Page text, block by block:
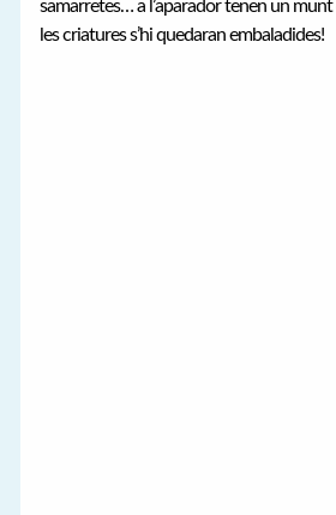
samarretes… a l’aparador tenen un munt
les criatures s’hi quedaran embaladides!